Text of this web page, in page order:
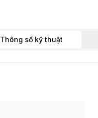
Thông số kỹ thuật